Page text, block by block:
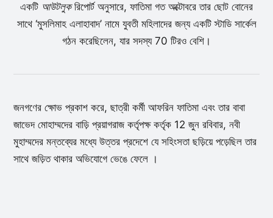
একটি আউটলুকরিপোর্ট অনুসারে, ফাতিমা গত অক্টোবরে তার ছোট বোনের
সাথে ‘মুসলিমাহ এলাহাবাদ’ নামে যুবতী মহিলাদের জন্য একটি স্টাডি সার্কেল
গঠন করেছিলেন, যার সদস্য 70 টিরও বেশি।
জনগণের ক্ষোভ প্রকাশ করে, ছাত্রী কর্মী আফরিন ফাতিমা এবং তার বাবা
জাভেদ মোহাম্মদের বাড়ি প্রয়াগরাজ কর্তৃপক্ষ কর্তৃক 12 জুন রবিবার, নবী
মুহাম্মদের মন্তব্যের মধ্যে উত্তর প্রদেশে যে সহিংসতা ছড়িয়ে পড়েছিল তার
সাথে জড়িত থাকার অভিযোগে ভেঙে ফেলে ।